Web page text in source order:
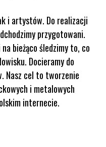
i artystów. Do realizacji
przygotowani.
bieżąco śledzimy to, co
Docieramy do
Nasz cel to tworzenie
i metalowych
internecie.